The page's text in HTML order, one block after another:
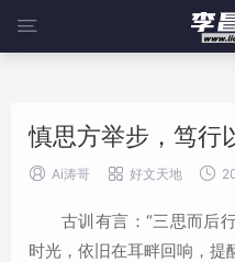
@media screen and (max-
width: 100%;margin-left: 0;} }

慎思方举步，笃行
 Ai涛哥  好文天地 
古训有言：“三思而后
时光，依旧在耳畔回响，提